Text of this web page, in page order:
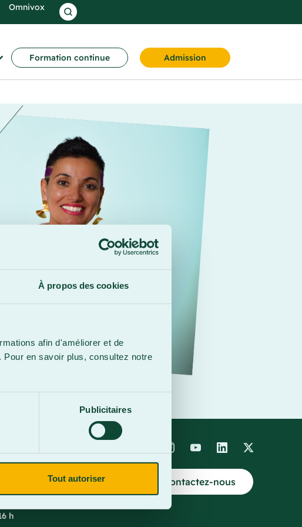
À propos des cookies
afin d'améliorer et de
en savoir plus, consultez notre
Publicitaires
Tout autoriser
Omnivox
Formation continue Admission
3B4
h
Contactez-nous